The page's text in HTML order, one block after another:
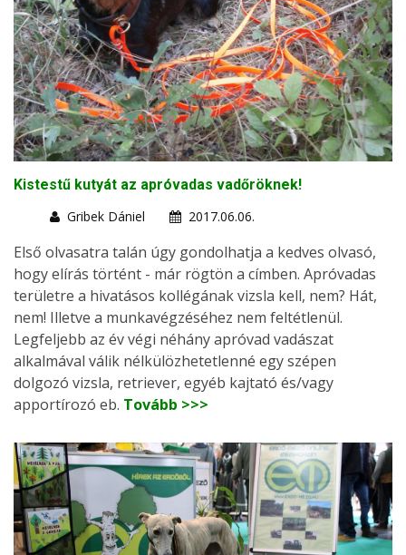
Kistestű kutyát az apróvadas vadőröknek!
Gribek Dániel
2017.06.06.
Első olvasatra talán úgy gondolhatja a kedves olvasó,
hogy elírás történt - már rögtön a címben. Apróvadas
területre a hivatásos kollégának vizsla kell, nem? Hát,
nem! Illetve a munkavégzéséhez nem feltétlenül.
Legfeljebb az év végi néhány apróvad vadászat
alkalmával válik nélkülözhetetlenné egy szépen
dolgozó vizsla, retriever, egyéb kajtató és/vagy
apportírozó eb. Tovább >>>